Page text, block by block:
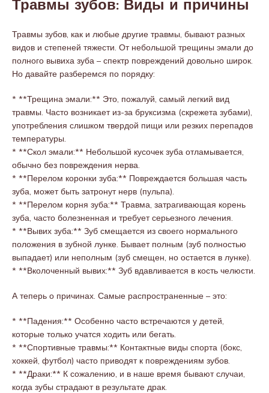
Травмы зубов: Виды и причины
Травмы зубов, как и любые другие травмы, бывают разных
видов и степеней тяжести. От небольшой трещины эмали до
полного вывиха зуба – спектр повреждений довольно широк.
Но давайте разберемся по порядку:
* **Трещина эмали:** Это, пожалуй, самый легкий вид
травмы. Часто возникает из-за бруксизма (скрежета зубами),
употребления слишком твердой пищи или резких перепадов
температуры.
* **Скол эмали:** Небольшой кусочек зуба отламывается,
обычно без повреждения нерва.
* **Перелом коронки зуба:** Повреждается большая часть
зуба, может быть затронут нерв (пульпа).
* **Перелом корня зуба:** Травма, затрагивающая корень
зуба, часто болезненная и требует серьезного лечения.
* **Вывих зуба:** Зуб смещается из своего нормального
положения в зубной лунке. Бывает полным (зуб полностью
выпадает) или неполным (зуб смещен, но остается в лунке).
* **Вколоченный вывих:** Зуб вдавливается в кость челюсти.
А теперь о причинах. Самые распространенные – это:
* **Падения:** Особенно часто встречаются у детей,
которые только учатся ходить или бегать.
* **Спортивные травмы:** Контактные виды спорта (бокс,
хоккей, футбол) часто приводят к повреждениям зубов.
* **Драки:** К сожалению, и в наше время бывают случаи,
когда зубы страдают в результате драк.